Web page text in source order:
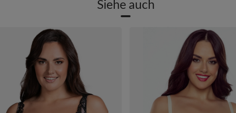
Siehe auch